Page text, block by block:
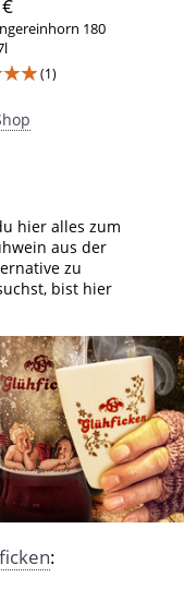
180
(1)
hier alles zum
aus der
zu
bist hier
: